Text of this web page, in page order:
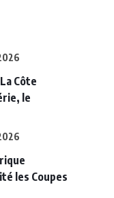
Côte
le
les Coupes